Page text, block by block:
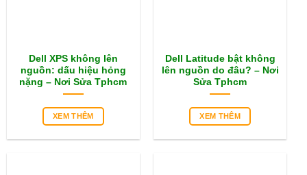
Dell XPS không lên
nguồn: dấu hiệu hỏng
nặng – Nơi Sửa Tphcm
XEM THÊM
Dell Latitude bật không
lên nguồn do đâu? – Nơi
Sửa Tphcm
XEM THÊM